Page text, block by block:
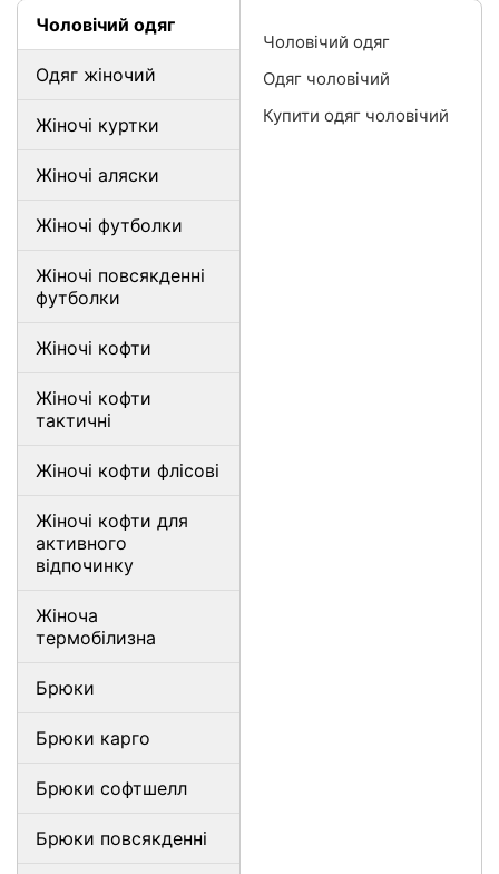
Чоловічий одяг
Одяг жіночий
Жіночі куртки
Жіночі аляски
Жіночі футболки
Жіночі повсякденні
футболки
Жіночі кофти
Жіночі кофти
тактичні
Жіночі кофти флісові
Жіночі кофти для
активного
відпочинку
Жіноча
термобілизна
Брюки
Брюки карго
Брюки софтшелл
Брюки повсякденні
Чоловічий одяг
Одяг чоловічий
Купити одяг чоловічий